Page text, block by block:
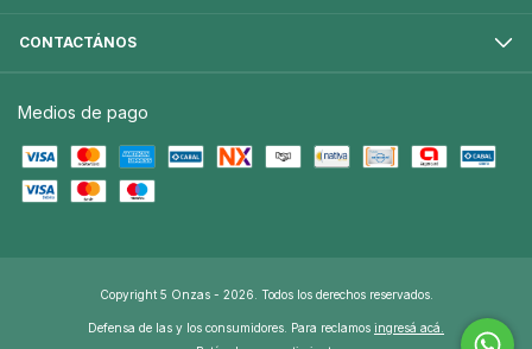
CONTACTÁNOS
Medios de pago
Copyright 5 Onzas - 2026. Todos los derechos reservados.
Defensa de las y los consumidores. Para reclamos ingresá acá.